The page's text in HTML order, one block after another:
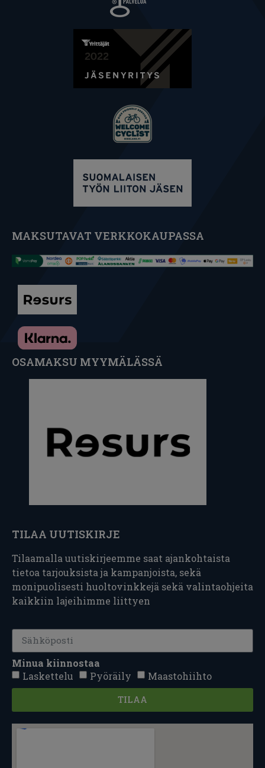
MAKSUTAVAT VERKKOKAUPASSA
OSAMAKSU MYYMÄLÄSSÄ
TILAA UUTISKIRJE
Tilaamalla uutiskirjeemme saat ajankohtaista
tietoa tarjouksista ja kampanjoista, sekä
monipuolisesti huoltovinkkejä sekä valintaohjeita
kaikkiin lajeihimme liittyen
Minua kiinnostaa
Laskettelu
Pyöräily Maastohiihto
TILAA